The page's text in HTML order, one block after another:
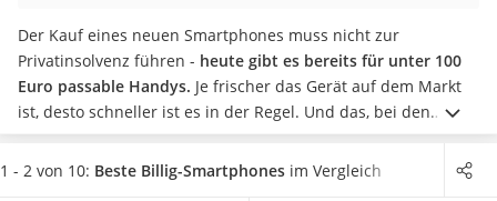
Powerstation mit Solarpanel
Gaming-PC
Soundbar
17-Zoll-Laptop
Satellitenschüssel
Gaming-Headset
Der Kauf eines neuen Smartphones muss nicht zur
Privatinsolvenz führen - heute gibt es bereits für unter 100
Euro passable Handys. Je frischer das Gerät auf dem Markt
ist, desto schneller ist es in der Regel. Und das, bei den
gleichen Preisen wie Modelle aus den Vorjahren. Achten Sie
also auf Aktualität!Damit die nächsten Urlaubsbilder etwas
1 - 2 von 10: Beste Billig-Smartphones im Vergleich